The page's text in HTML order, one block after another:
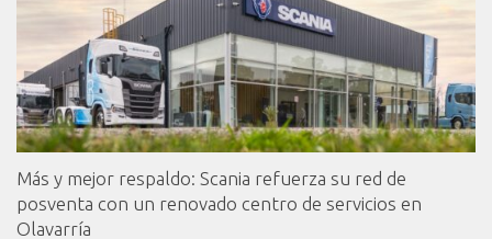
Más y mejor respaldo: Scania refuerza su red de
posventa con un renovado centro de servicios en
Olavarría